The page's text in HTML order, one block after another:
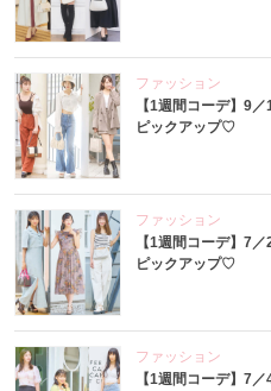
ファッション
【1週間コーデ】9
ピックアップ♡
ファッション
【1週間コーデ】7
ピックアップ♡
ファッション
【1週間コーデ】7